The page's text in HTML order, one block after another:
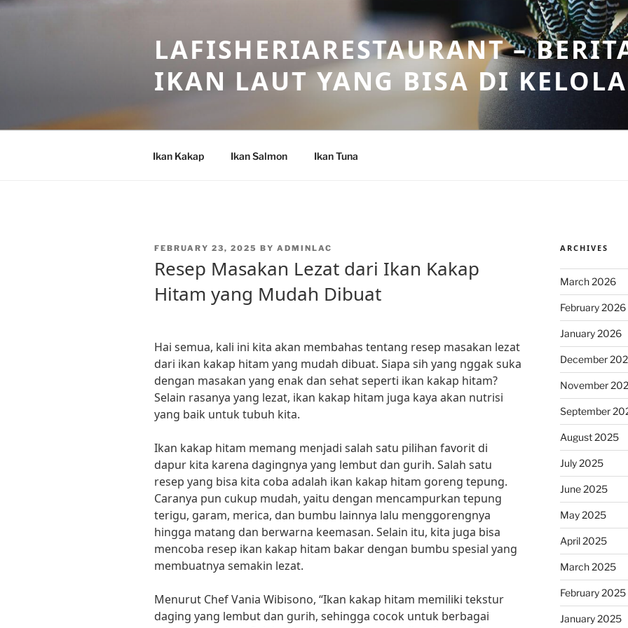
Skip
LAFISHERIARESTAURANT –
IKAN LAUT YANG BISA DI
Ikan Kakap Ikan Salmon Ikan Tuna
POSTED
FEBRUARY 23, 2025 BY ADMINLAC
Resep Masakan Lezat dari Ikan Kakap
Hitam yang Mudah Dibuat
Hai semua, kali ini kita akan membahas tentang resep masakan lezat
dari ikan kakap hitam yang mudah dibuat. Siapa sih yang nggak suka
dengan masakan yang enak dan sehat seperti ikan kakap hitam?
Selain rasanya yang lezat, ikan kakap hitam juga kaya akan nutrisi
yang baik untuk tubuh kita.
Ikan kakap hitam memang menjadi salah satu pilihan favorit di
dapur kita karena dagingnya yang lembut dan gurih. Salah satu
resep yang bisa kita coba adalah ikan kakap hitam goreng tepung.
Caranya pun cukup mudah, yaitu dengan mencampurkan tepung
terigu, garam, merica, dan bumbu lainnya lalu menggorengnya
hingga matang dan berwarna keemasan. Selain itu, kita juga bisa
mencoba resep ikan kakap hitam bakar dengan bumbu spesial yang
membuatnya semakin lezat.
Menurut Chef Vania Wibisono, “Ikan kakap hitam memiliki tekstur
daging yang lembut dan gurih, sehingga cocok untuk berbagai
ARCHIVES
March 2026
February 2026
January 2026
December
November
September
August 2025
July 2025
June 2025
May 2025
April 2025
March 2025
February 2025
January 2025